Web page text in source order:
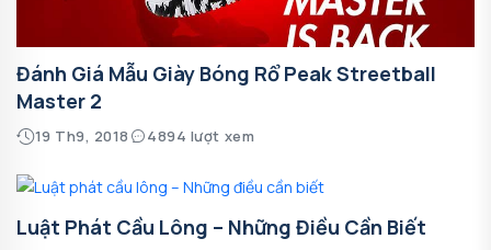
Đánh Giá Mẫu Giày Bóng Rổ Peak Streetball
Master 2
19 Th9, 2018 4894 lượt xem
Luật Phát Cầu Lông – Những Điều Cần Biết